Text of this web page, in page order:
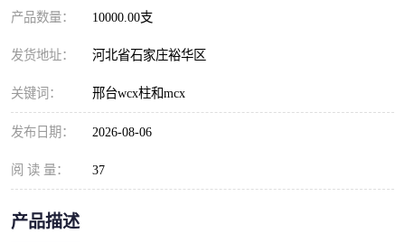
产品数量： 10000.00支
发货地址： 河北省石家庄裕华区
关键词： 邢台wcx柱和mcx
发布日期： 2026-08-06
阅 读 量： 37
产品描述